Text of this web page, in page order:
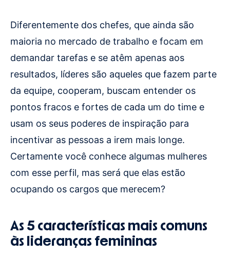
Diferentemente dos chefes, que ainda são
maioria no mercado de trabalho e focam em
demandar tarefas e se atêm apenas aos
resultados, líderes são aqueles que fazem parte
da equipe, cooperam, buscam entender os
pontos fracos e fortes de cada um do time e
usam os seus poderes de inspiração para
incentivar as pessoas a irem mais longe.
Certamente você conhece algumas mulheres
com esse perfil, mas será que elas estão
ocupando os cargos que merecem?
As 5 características mais comuns
às lideranças femininas